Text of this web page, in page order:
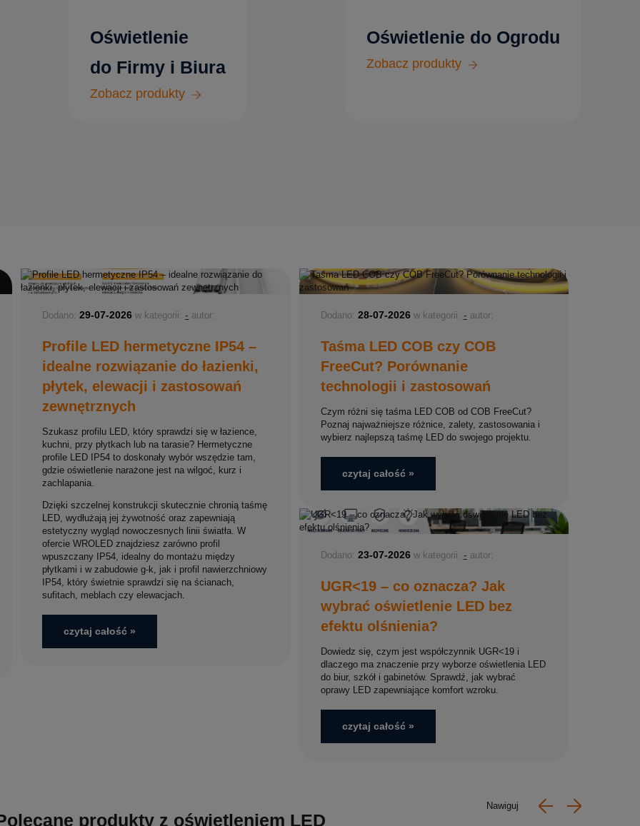
Oświetlenie
do Firmy i Biura
Zobacz produkty
Oświetlenie do Ogrodu
Zobacz produkty
Dodano:29-07-2026 w kategorii:- autor:
Profile LED hermetyczne IP54 –
idealne rozwiązanie do łazienki,
płytek, elewacji i zastosowań
zewnętrznych
Szukasz profilu LED, który sprawdzi się w łazience,
kuchni, przy płytkach lub na tarasie? Hermetyczne
profile LED IP54 to doskonały wybór wszędzie tam,
gdzie oświetlenie narażone jest na wilgoć, kurz i
zachlapania.
Dzięki szczelnej konstrukcji skutecznie chronią taśmę
LED, wydłużają jej żywotność oraz zapewniają
estetyczny wygląd nowoczesnych linii światła. W
ofercie WROLED znajdziesz zarówno profil
wpuszczany IP54, idealny do montażu między
płytkami i w zabudowie g-k, jak i profil nawierzchniowy
IP54, który świetnie sprawdzi się na ścianach,
sufitach, meblach czy elewacjach.
czytaj całość »
Dodano: 28-07-2026w kategorii: - autor:
Taśma LED COB czy COB
FreeCut? Porównanie
technologii i zastosowań
Czym różni się taśma LED COB od COB FreeCut?
Poznaj najważniejsze różnice, zalety, zastosowania i
wybierz najlepszą taśmę LED do swojego projektu.
czytaj całość »
Dodano: 23-07-2026w kategorii: - autor:
UGR<19 – co oznacza? Jak
wybrać oświetlenie LED bez
efektu olśnienia?
Dowiedz się, czym jest współczynnik UGR<19 i
dlaczego ma znaczenie przy wyborze oświetlenia LED
do biur, szkół i gabinetów. Sprawdź, jak wybrać
oprawy LED zapewniające komfort wzroku.
czytaj całość »
produkty z oświetleniem LED